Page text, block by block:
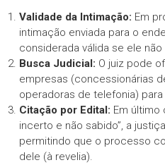
Validade da Intimação: Em
intimação enviada para o
considerada válida se ele
Busca Judicial: O juiz pode
empresas (concessionárias
operadoras de telefonia)
Citação por Edital: Em último
incerto e não sabido”, a
permitindo que o processo
dele (à revelia).